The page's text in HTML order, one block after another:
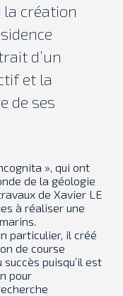
la création
d’un
et la
de ses
», qui ont
de la géologie
de Xavier LE
à réaliser une
particulier, il créé
de course
puisqu’il est
pour